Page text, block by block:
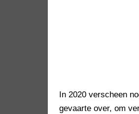
In 2020 verscheen
gevaarte over, om